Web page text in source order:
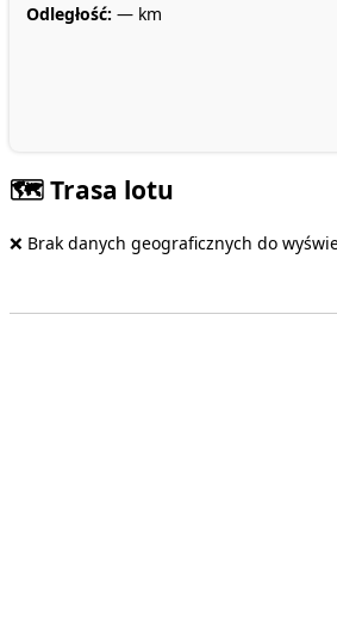
Odległość: — km
🗺️ Trasa lotu
❌ Brak danych geograficznych do